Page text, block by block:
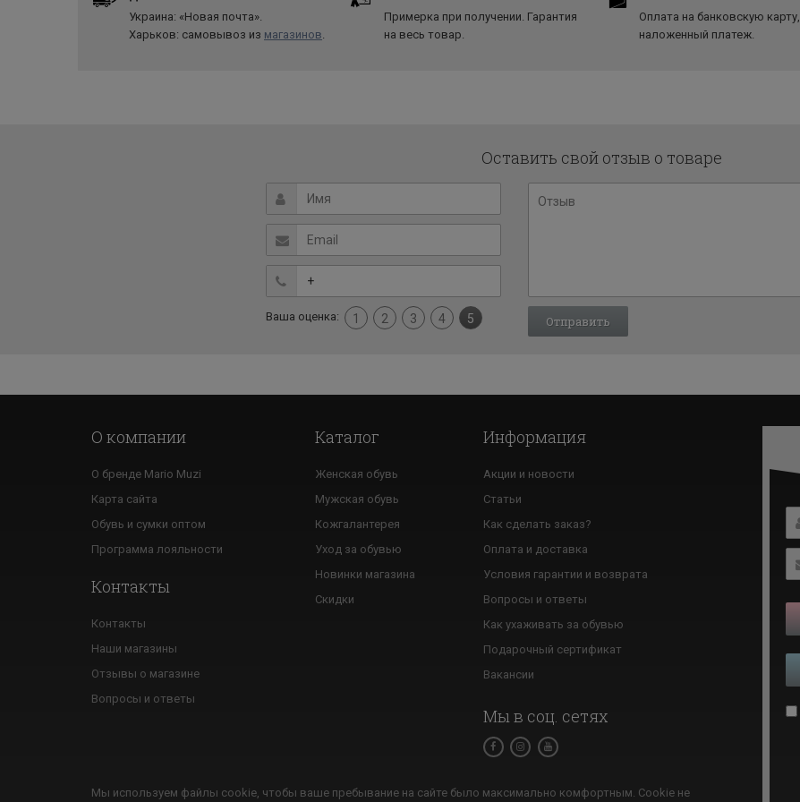
Украина: «Новая почта».
Харьков: самовывоз из магазинов.
Примерка при получении. Гарантия
на весь товар.
Оплата на банковскую карту,
наложенный платеж.
Оставить свой отзыв о товаре
Ваша оценка: 1 2 3 4 5
О компании
О бренде Mario Muzi
Карта сайта
Обувь и сумки оптом
Программа лояльности
Контакты
Контакты
Наши магазины
Отзывы о магазине
Вопросы и ответы
Каталог
Женская обувь
Мужская обувь
Кожгалантерея
Уход за обувью
Новинки магазина
Скидки
Информация
Акции и новости
Статьи
Как сделать заказ?
Оплата и доставка
Условия гарантии и возврата
Вопросы и ответы
Как ухаживать за обувью
Подарочный сертификат
Вакансии
Мы в соц. сетях
Мы используем файлы cookie, чтобы ваше пребывание на сайте было максимально комфортным. Cookie не